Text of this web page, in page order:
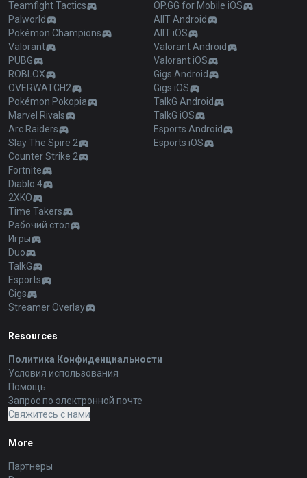
Teamfight Tactics
Palworld
Pokémon Champions
Valorant
PUBG
ROBLOX
OVERWATCH2
Pokémon Pokopia
Marvel Rivals
Arc Raiders
Slay The Spire 2
Counter Strike 2
Fortnite
Diablo 4
2XKO
Time Takers
Рабочий стол
Игры
Duo
TalkG
Esports
Gigs
Streamer Overlay
OP.GG for Mobile iOS
AllT Android
AllT iOS
Valorant Android
Valorant iOS
Gigs Android
Gigs iOS
TalkG Android
TalkG iOS
Esports Android
Esports iOS
Resources
Политика Конфиденциальности
Условия использования
Помощь
Запрос по электронной почте
Свяжитесь с нами
More
Партнеры